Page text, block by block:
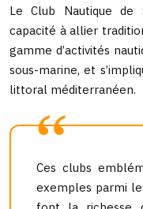
Le Club Nautique de
capacité à allier
gamme d’activités
sous-marine, et
littoral méditerranéen.
Ces clubs
exemples parmi